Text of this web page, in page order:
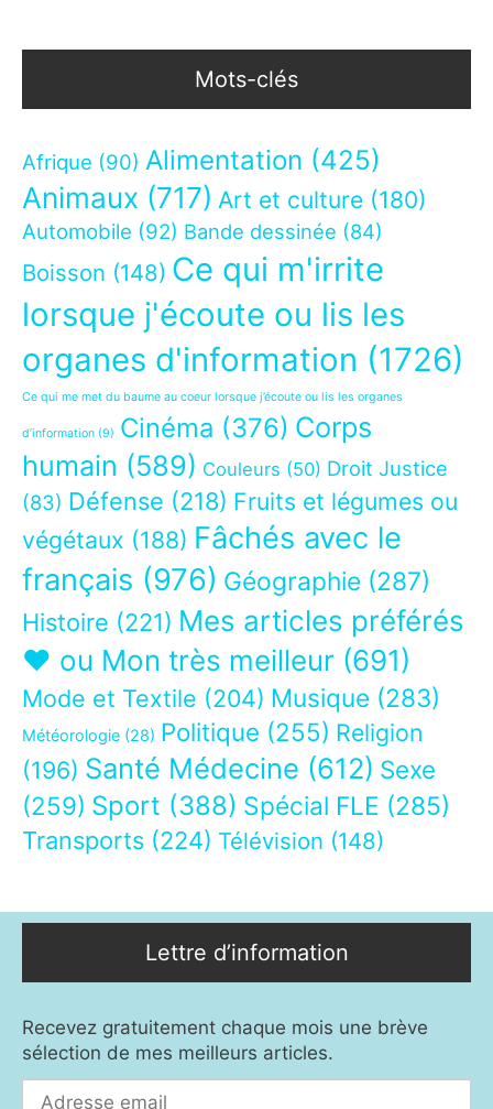
Mots-clés
Afrique (90) Alimentation (425)
Animaux (717) Art et culture (180)
Automobile (92) Bande dessinée (84)
Boisson (148) Ce qui m'irrite
lorsque j'écoute ou lis les
organes d'information (1726)
Ce qui me met du baume au coeur lorsque j’écoute ou lis les organes
d’information (9) Cinéma (376) Corps
humain (589) Couleurs (50) Droit Justice
(83) Défense (218) Fruits et légumes ou
végétaux (188) Fâchés avec le
français (976) Géographie (287)
Histoire (221) Mes articles préférés
❤ ou Mon très meilleur (691)
Mode et Textile (204) Musique (283)
Météorologie (28) Politique (255) Religion
(196) Santé Médecine (612) Sexe
(259) Sport (388) Spécial FLE (285)
Transports (224) Télévision (148)
Lettre d’information
Recevez gratuitement chaque mois une brève
sélection de mes meilleurs articles.